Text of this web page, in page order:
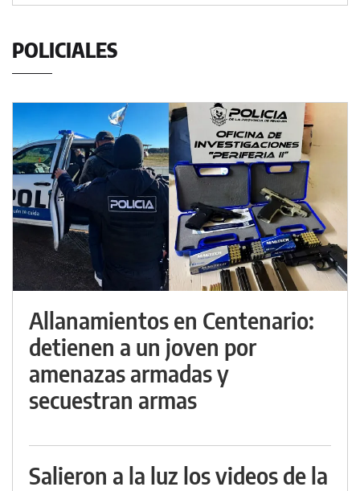
POLICIALES
Allanamientos en Centenario:
detienen a un joven por
amenazas armadas y
secuestran armas
Salieron a la luz los videos de la